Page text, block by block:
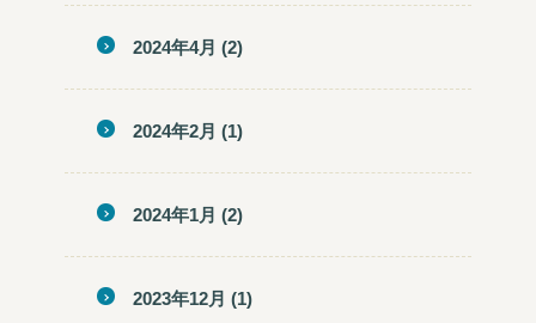
2024年4月 (2)
2024年2月 (1)
2024年1月 (2)
2023年12月 (1)